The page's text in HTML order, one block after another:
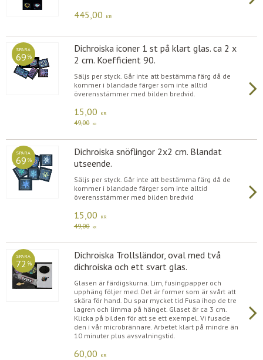
445,00 KR
Dichroiska iconer 1 st på klart glas. ca 2 x
2 cm. Koefficient 90.
Säljs per styck. Går inte att bestämma färg då de
kommer i blandade färger som inte alltid
överensstämmer med bilden bredvid.
15,00 KR
49,00 KR
SPARA
69 %
Dichroiska snöflingor 2x2 cm. Blandat
utseende.
Säljs per styck. Går inte att bestämma färg då de
kommer i blandade färger som inte alltid
överensstämmer med bilden bredvid
15,00 KR
49,00 KR
SPARA
69 %
Dichroiska Trollsländor, oval med två
dichroiska och ett svart glas.
Glasen är färdigskurna. Lim, fusingpapper och
upphäng följer med. Det är former som är svårt att
skära för hand. Du spar mycket tid Fusa ihop de tre
lagren och limma på hänget. Glaset är ca 3 cm.
Klicka på bilden för att se ett exempel. Vi fusade
den i vår microbrännare. Arbetet klart på mindre än
10 minuter plus avsvalningstid.
60,00 KR
SPARA
72 %